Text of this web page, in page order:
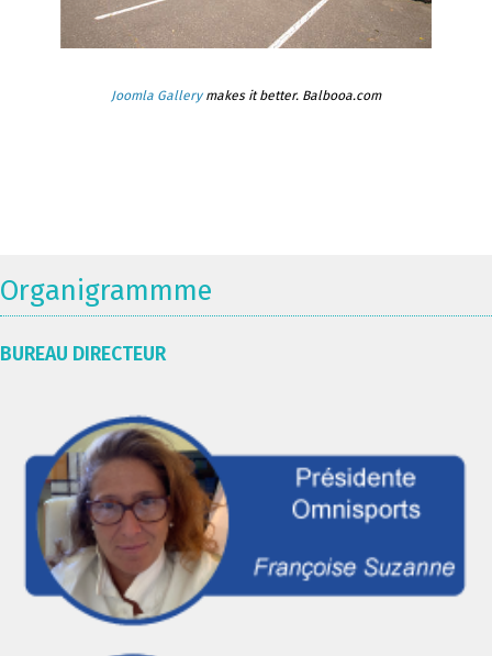
Joomla Gallerymakes it better. Balbooa.com
Organigrammme
BUREAU DIRECTEUR